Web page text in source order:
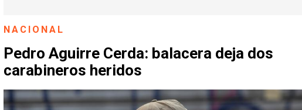
NACIONAL
Pedro Aguirre Cerda: balacera deja dos
carabineros heridos